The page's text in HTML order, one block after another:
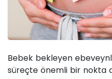
Bebek bekleyen
süreçte önemli bir nokta